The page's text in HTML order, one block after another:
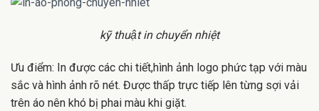
kỹ thuật in chuyển nhiệt
Ưu điểm: In được các chi tiết,hình ảnh logo phức tạp với màu
sắc và hình ảnh rõ nét. Được thấp trực tiếp lên từng sợi vải
trên áo nên khó bị phai màu khi giặt.